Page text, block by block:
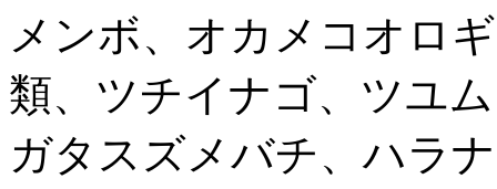
メンボ、オカメコオロ
類、ツチイナゴ、ツユ
ガタスズメバチ、ハラ